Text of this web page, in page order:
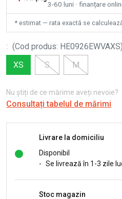
3-60 luni · finanțare
* estimat — rata exactă se
: (Cod produs: HE0926EWVAXS)
XS
S M
Nu știți de ce mărime aveți nevoie?
Consultați tabelul de mărimi
Livrare la domiciliu
Disponibil
- Se livrează în 1-3 zile
Stoc magazin